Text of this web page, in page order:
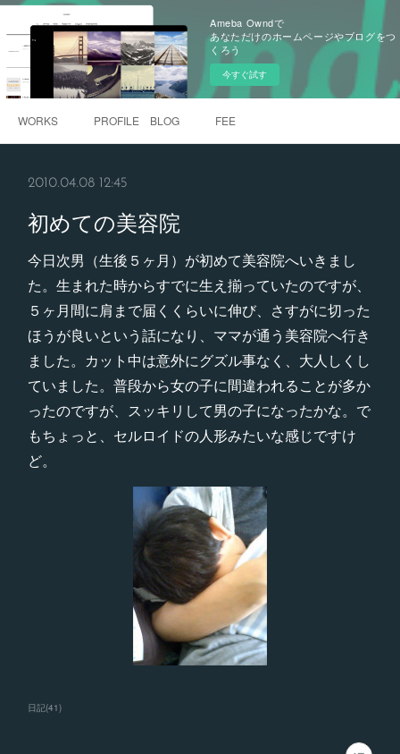
Ameba Owndで
あなただけのホームページやブログをつ
くろう
今すぐ試す
WORKS PROFILE BLOG FEE
2010.04.08 12:45
初めての美容院
今日次男（生後５ヶ月）が初めて美容院へいきまし
た。生まれた時からすでに生え揃っていたのですが、
５ヶ月間に肩まで届くくらいに伸び、さすがに切った
ほうが良いという話になり、ママが通う美容院へ行き
ました。カット中は意外にグズル事なく、大人しくし
ていました。普段から女の子に間違われることが多か
ったのですが、スッキリして男の子になったかな。で
もちょっと、セルロイドの人形みたいな感じですけ
ど。
日記(41)